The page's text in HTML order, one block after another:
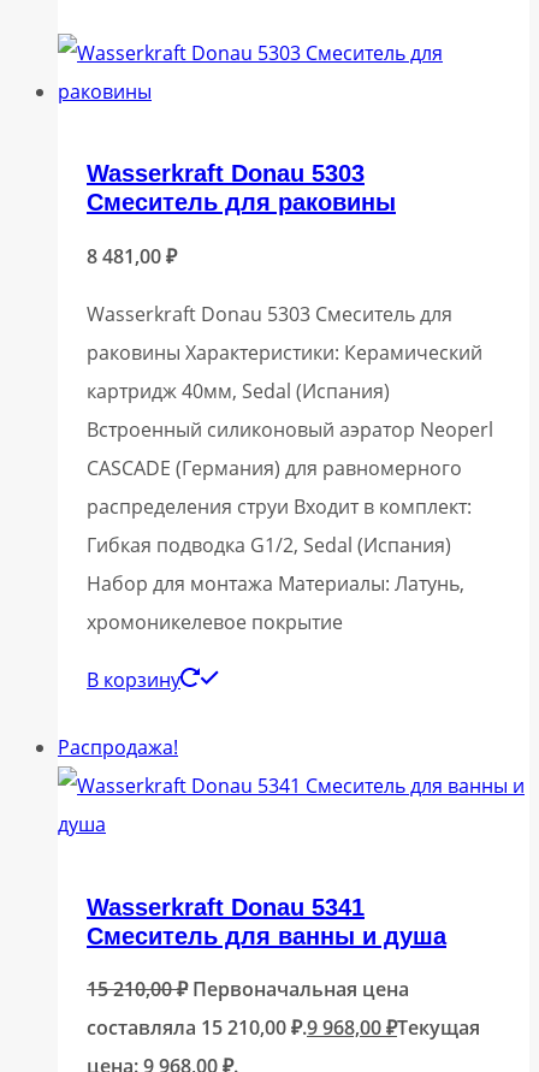
Wasserkraft Donau 5303
Смеситель для раковины
8 481,00₽
Wasserkraft Donau 5303 Смеситель для
раковины Характеристики: Керамический
картридж 40мм, Sedal (Испания)
Встроенный силиконовый аэратор Neoperl
CASCADE (Германия) для равномерного
распределения струи Входит в комплект:
Гибкая подводка G1/2, Sedal (Испания)
Набор для монтажа Материалы: Латунь,
хромоникелевое покрытие
В корзину
Распродажа!
Wasserkraft Donau 5341
Смеситель для ванны и душа
15 210,00₽ Первоначальная цена
составляла 15 210,00 ₽.9 968,00₽Текущая
цена: 9 968,00 ₽.